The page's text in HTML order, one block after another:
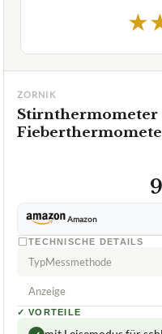
★
ZORNIK
Stirnthermometer
Amazon
TECHNISCHE DETAILS
TypMessmethode
Anzeige
✓ VORTEILE